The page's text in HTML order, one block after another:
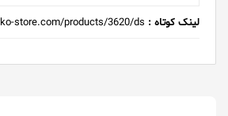
لینک کوتاه : store.com/products/3620/ds